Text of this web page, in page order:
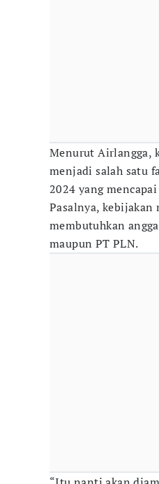
Menurut Airlangga,
menjadi salah satu
2024 yang
Pasalnya,
membutuhkan
maupun PT PLN.